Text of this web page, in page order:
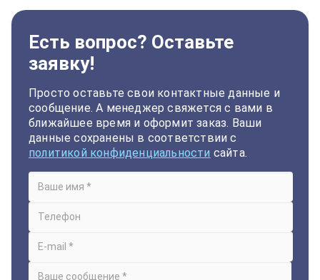
Есть вопрос? Оставьте
заявку!
Просто оставьте свои контактные данные и
сообщение. А менеджер свяжется с вами в
ближайшее время и оформит заказ. Ваши
данные сохранены в соответствии с
политикой конфиденциальности сайта.